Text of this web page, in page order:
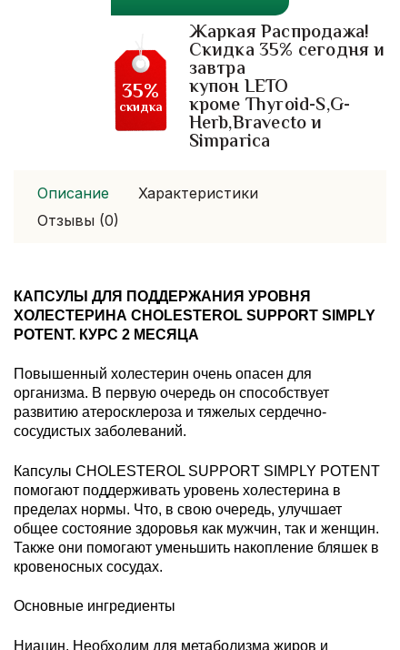
Жаркая Распродажа!
Скидка 35% сегодня и
завтра
купон LETO
кроме Thyroid-S,G-
Herb,Bravecto и
Simparica
35%
скидка
Описание
Характеристики
Отзывы (0)
КАПСУЛЫ ДЛЯ ПОДДЕРЖАНИЯ УРОВНЯ
ХОЛЕСТЕРИНА CHOLESTEROL SUPPORT SIMPLY
POTENT. КУРС 2 МЕСЯЦА
Повышенный холестерин очень опасен для
организма. В первую очередь он способствует
развитию атеросклероза и тяжелых сердечно-
сосудистых заболеваний.
Капсулы CHOLESTEROL SUPPORT SIMPLY POTENT
помогают поддерживать уровень холестерина в
пределах нормы. Что, в свою очередь, улучшает
общее состояние здоровья как мужчин, так и женщин.
Также они помогают уменьшить накопление бляшек в
кровеносных сосудах.
Основные ингредиенты
Ниацин. Необходим для метаболизма жиров и